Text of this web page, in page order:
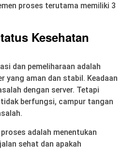
proses terutama memiliki 3
Kesehatan
dan pemeliharaan adalah
yang aman dan stabil. Keadaan
dengan server. Tetapi
berfungsi, campur tangan
adalah menentukan
sehat dan apakah